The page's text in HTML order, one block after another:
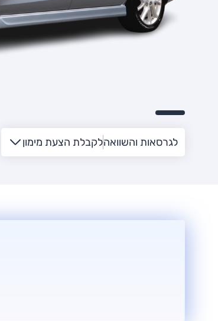
לגרסאות והשוואהלקבלת הצעת מימון